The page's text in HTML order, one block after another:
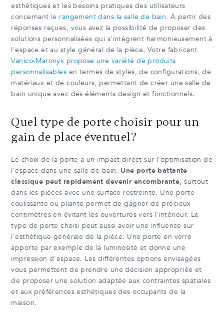
esthétiques et les besoins pratiques des utilisateurs
concernant le rangement dans la salle de bain. À partir des
réponses reçues, vous avez la possibilité de proposer des
solutions personnalisées qui s'intègrent harmonieusement à
l'espace et au style général de la pièce. Votre fabricant
Vanico-Maronyx propose une variété de produits
personnalisables en termes de styles, de configurations, de
matériaux et de couleurs, permettant de créer une salle de
bain unique avec des éléments design et fonctionnels.
Quel type de porte choisir pour un
gain de place éventuel?
Le choix de la porte a un impact direct sur l'optimisation de
l'espace dans une salle de bain. Une porte battante
classique peut rapidement devenir encombrante, surtout
dans les pièces avec une surface restreinte. Une porte
coulissante ou pliante permet de gagner de précieux
centimètres en évitant les ouvertures vers l'intérieur. Le
type de porte choisi peut aussi avoir une influence sur
l'esthétique générale de la pièce. Une porte en verre
apporte par exemple de la luminosité et donne une
impression d'espace. Les différentes options envisagées
vous permettent de prendre une décision appropriée et
de proposer une solution adaptée aux contraintes spatiales
et aux préférences esthétiques des occupants de la
maison.